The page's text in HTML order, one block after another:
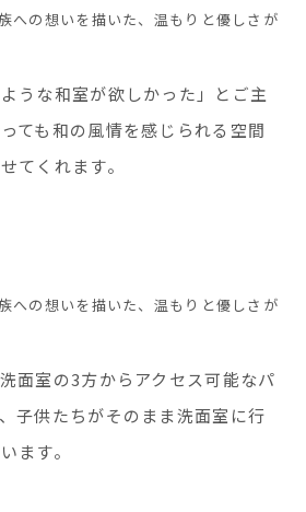
うな和室が欲しかった」とご主
ても和の風情を感じられる空間
てくれます。
面室の3方からアクセス可能なパ
子供たちがそのまま洗面室に行
ます。